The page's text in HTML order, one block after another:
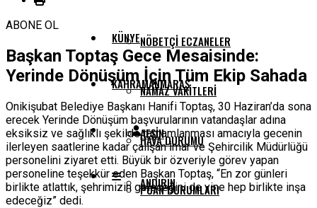
NÖBETÇI ECZANELER
NAMAZ VAKITLERI
HAVA DURUMU
PUAN DURUMLARI
KÜNYE
KAHRAMANMARAŞ
AFŞIN
ANDIRIN
ABONE OL
Başkan Toptaş Gece Mesaisinde:
Yerinde Dönüşüm İçin Tüm Ekip Sahada
Onikişubat Belediye Başkanı Hanifi Toptaş, 30 Haziran’da sona
erecek Yerinde Dönüşüm başvurularının vatandaşlar adına
eksiksiz ve sağlıklı şekilde tamamlanması amacıyla gecenin
ilerleyen saatlerine kadar çalışan İmar ve Şehircilik Müdürlüğü
personelini ziyaret etti. Büyük bir özveriyle görev yapan
personeline teşekkür eden Başkan Toptaş, “En zor günleri
birlikte atlattık, şehrimizin geleceğini de yine hep birlikte inşa
edeceğiz” dedi.